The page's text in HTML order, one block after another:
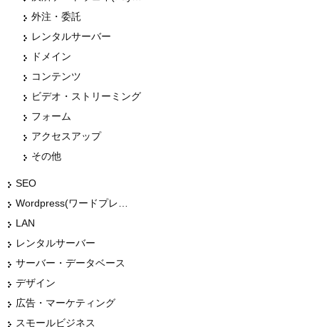
外注・委託
レンタルサーバー
ドメイン
コンテンツ
ビデオ・ストリーミング
フォーム
アクセスアップ
その他
SEO
LAN
レンタルサーバー
サーバー・データベース
デザイン
広告・マーケティング
スモールビジネス